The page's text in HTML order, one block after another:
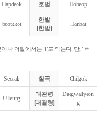
Hapdeok 호법 Hobeop
beotkkot
한밭
[한받]
Hanbat
나 어말에서는 ‘l’로 적는다. 단, ‘ㄹ
Seorak 칠곡 Chilgok
Ulleung
대관령
[대괄령]
Daegwallyeon
g